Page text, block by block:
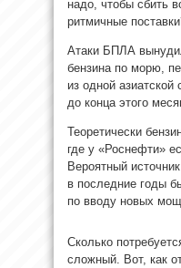
надо, чтобы сбить
ритмичные
Атаки БПЛА
бензина по морю,
из одной
до конца этого
Теоретически
где у «Роснефти»
Вероятный
в последние годы
по вводу новых
Сколько
сложный. Вот, как